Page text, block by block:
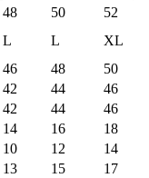
48 50
52
L L
XL
46 48
50
42 44
46
42 44
46
14 16
18
10 12
14
13 15
17